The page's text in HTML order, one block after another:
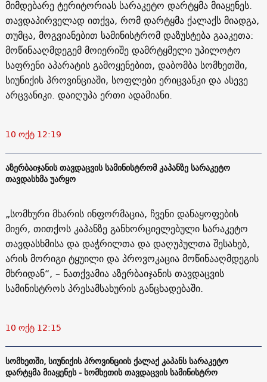
მიმდებარე ტერიტორიას სარაკეტო დარტყმა მიაყენეს.
თავდაპირველად ითქვა, რომ დარტყმა ქალაქს მიადგა,
თუმცა, მოგვიანებით სამინისტრომ დაზუსტება გააკეთა:
მოწინააღმდეგემ მოიერიშე დამრტყმელი უპილოტო
საფრენი აპარატის გამოყენებით, დაბომბა სომხეთში,
სიუნიქის პროვინციაში, სოფლები ერიცვანკი და ასევე
არცვანიკი. დაიღუპა ერთი ადამიანი.
10 ოქტ 12:19
აზერბაიჯანის თავდაცვის სამინისტრომ კაპანზე სარაკეტო
თავდასხმა უარყო
„სომხური მხარის ინფორმაცია, ჩვენი დანაყოფების
მიერ, თითქოს კაპანზე განხორციელებული სარაკეტო
თავდასხმისა და დაჭრილთა და დაღუპულთა შესახებ,
არის მორიგი ტყუილი და პროვოკაცია მოწინააღმდეგის
მხრიდან“, – ნათქვამია აზერბაიჯანის თავდაცვის
სამინისტროს პრესამსახურის განცხადებაში.
10 ოქტ 12:15
სომხეთში, სიუნიქის პროვინციის ქალაქ კაპანს სარაკეტო
დარტყმა მიაყენეს - სომხეთის თავდაცვის სამინისტრო